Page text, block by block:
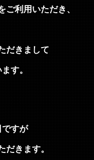
ご利用いただき、
だきまして
す。
すが
だきます。